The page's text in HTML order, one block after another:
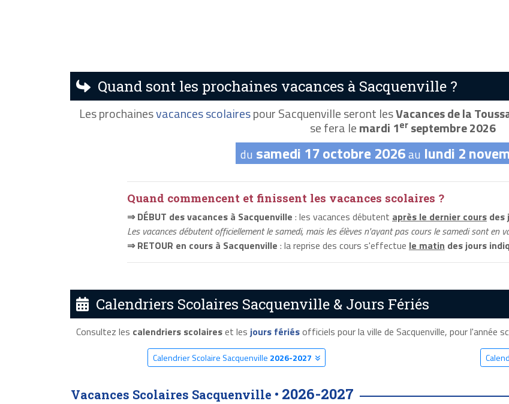
Quand sont les prochaines vacances à Sacquenville ?
Les prochainesvacances scolairespour Sacquenville seront lesVacances de la
se fera lemardi 1er septembre 2026
du samedi 17 octobre 2026au lundi 2
Quand commencent et finissent les vacances scolaires ?
⇒ DÉBUT des vacances à Sacquenville : les vacances débutent après le dernier cours des
Les vacances débutent officiellement le samedi, mais les élèves n'ayant pas cours le samedi sont en
⇒ RETOUR en cours à Sacquenville : la reprise des cours s'effectue le matin des jours
Calendriers Scolaires Sacquenville & Jours Fériés
Consultez les calendriers scolaireset les jours fériésofficiels pour la ville de Sacquenville, pour l'année
Calendrier Scolaire Sacquenville 2026-2027
Vacances Scolaires Sacquenville • 2026-2027